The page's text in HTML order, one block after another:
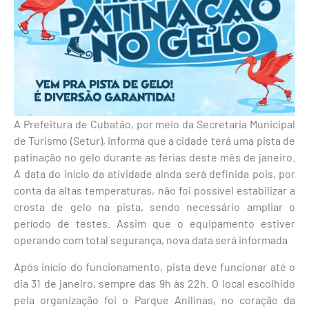
A Prefeitura de Cubatão, por meio da Secretaria Municipal
de Turismo (Setur), informa que a cidade terá uma pista de
patinação no gelo durante as férias deste mês de janeiro.
A data do início da atividade ainda será definida pois, por
conta da altas temperaturas, não foi possível estabilizar a
crosta de gelo na pista, sendo necessário ampliar o
período de testes. Assim que o equipamento estiver
operando com total segurança, nova data será informada
Após início do funcionamento, pista deve funcionar até o
dia 31 de janeiro, sempre das 9h às 22h. O local escolhido
pela organização foi o Parque Anilinas, no coração da